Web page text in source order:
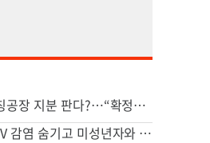
SK하이닉스, 中 충칭공장 지분 판다?…“확정된 바는 없다”
목회자 신분으로 HIV 감염 숨기고 미성년자와 성관계